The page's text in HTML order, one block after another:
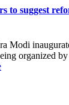
to suggest
Modi
organized